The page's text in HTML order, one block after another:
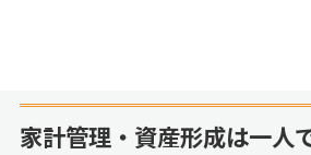
家計管理・資産形成は一人